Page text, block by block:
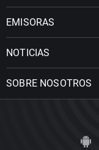
EMISORAS
NOTICIAS
SOBRE NOSOTROS